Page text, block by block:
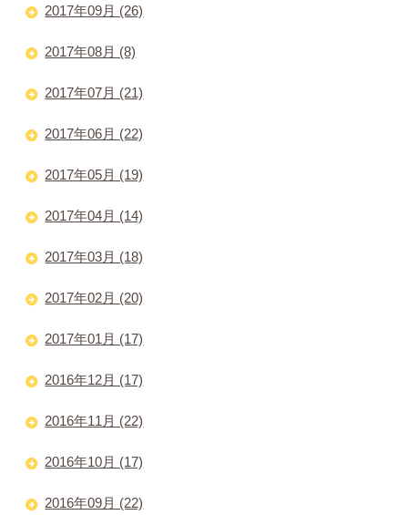
2017年09月 (26)
2017年08月 (8)
2017年07月 (21)
2017年06月 (22)
2017年05月 (19)
2017年04月 (14)
2017年03月 (18)
2017年02月 (20)
2017年01月 (17)
2016年12月 (17)
2016年11月 (22)
2016年10月 (17)
2016年09月 (22)